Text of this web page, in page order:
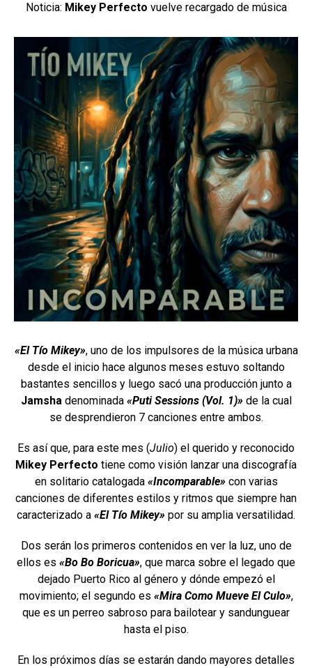
Noticia: Mikey Perfecto vuelve recargado de música
«El Tío Mikey», uno de los impulsores de la música urbana
desde el inicio hace algunos meses estuvo soltando
bastantes sencillos y luego sacó una producción junto a
Jamsha denominada «Puti Sessions (Vol. 1)»de la cual
se desprendieron 7 canciones entre ambos.
Es así que, para este mes (Julio) el querido y reconocido
Mikey Perfecto tiene como visión lanzar una discografía
en solitario catalogada «Incomparable»con varias
canciones de diferentes estilos y ritmos que siempre han
caracterizado a «El Tío Mikey» por su amplia versatilidad.
Dos serán los primeros contenidos en ver la luz, uno de
ellos es «Bo Bo Boricua», que marca sobre el legado que
dejado Puerto Rico al género y dónde empezó el
movimiento; el segundo es «Mira Como Mueve El Culo»,
que es un perreo sabroso para bailotear y sandunguear
hasta el piso.
En los próximos días se estarán dando mayores detalles